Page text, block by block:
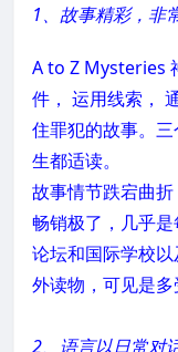
1、故事精彩，非
A to Z Mysteries
件， 运用线索，
住罪犯的故事。
生都适读。
故事情节跌宕曲
畅销极了，几乎
论坛和国际学校
外读物，可见是多
2、语言以日常对